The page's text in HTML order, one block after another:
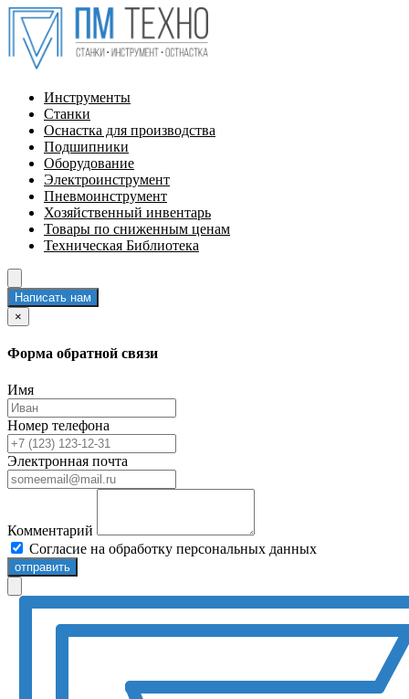
Инструменты
Станки
Оснастка для производства
Подшипники
Оборудование
Электроинструмент
Пневмоинструмент
Хозяйственный инвентарь
Товары по сниженным ценам
Техническая Библиотека
Написать нам
×
Форма обратной связи
Имя
Номер телефона
Электронная почта
Комментарий
Согласие на обработку персональных данных
отправить